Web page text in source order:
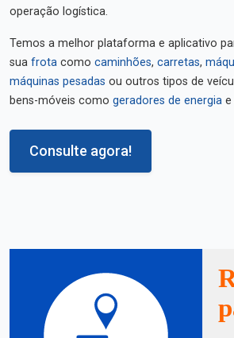
operação logística.
Temos a melhor plataforma e aplicativo
sua frota como caminhões, carretas,
máquinas pesadas ou outros tipos de
bens-móveis como geradores de energia e
Consulte agora!